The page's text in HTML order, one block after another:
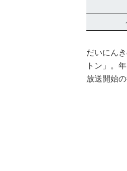
だいにん
トン」。
放送開始